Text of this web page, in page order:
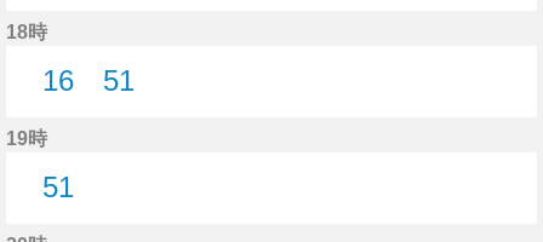
18時
16
51
19時
51